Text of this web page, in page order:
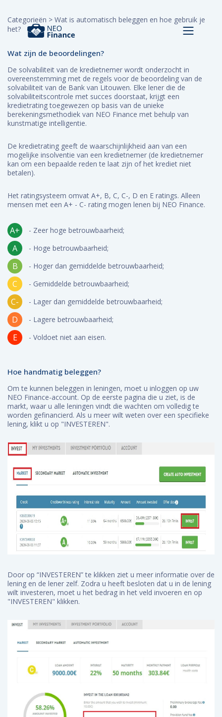
Categorieën > Wat is automatisch beleggen en hoe gebruik je
het?
Wat zijn de beoordelingen?
De solvabiliteit van de kredietnemer wordt onderzocht in
overeenstemming met de regels voor de beoordeling van de
solvabiliteit van de Bank van Litouwen. Elke lener die de
solvabiliteitscontrole met succes doorstaat, krijgt een
kredietrating toegewezen op basis van de unieke
berekeningsmethodiek van NEO Finance met behulp van
kunstmatige intelligentie.
De kredietrating geeft de waarschijnlijkheid aan van een
mogelijke insolventie van een kredietnemer (de kredietnemer
kan om een ​​bepaalde reden te laat zijn of het krediet niet
betalen).
Het ratingsysteem omvat A+, B, C, C-, D en E ratings. Alleen
mensen met een A+ - C- rating mogen lenen bij NEO Finance.
A+ - Zeer hoge betrouwbaarheid;
A - Hoge betrouwbaarheid;
B - Hoger dan gemiddelde betrouwbaarheid;
C - Gemiddelde betrouwbaarheid;
C- - Lager dan gemiddelde betrouwbaarheid;
D - Lagere betrouwbaarheid;
E - Voldoet niet aan eisen.
Hoe handmatig beleggen?
Om te kunnen beleggen in leningen, moet u inloggen op uw
NEO Finance-account. Op de eerste pagina die u ziet, is de
markt, waar u alle leningen vindt die wachten om volledig te
worden gefinancierd. Als u meer wilt weten over een specifieke
lening, klikt u op "INVESTEREN".
Door op “INVESTEREN” te klikken ziet u meer informatie over de
lening en de lener zelf. Zodra u heeft besloten dat u in de lening
wilt investeren, moet u het bedrag in het veld invoeren en op
"INVESTEREN" klikken.